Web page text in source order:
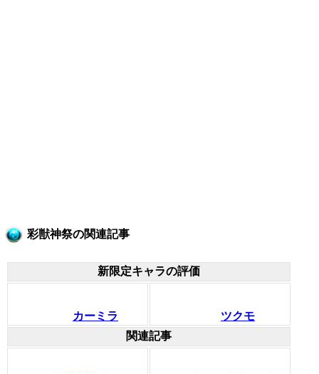
彩獣神祭の関連記事
新限定キャラの評価
カーミラ
ツクモ
関連記事